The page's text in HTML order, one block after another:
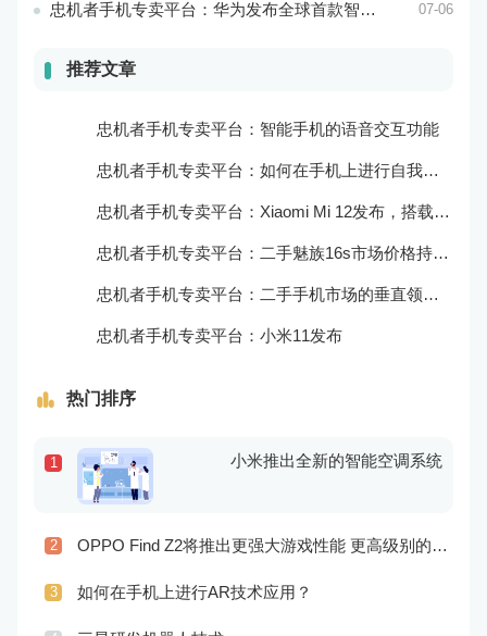
忠机者手机专卖平台：华为发布全球首款智能物业管理系统 07-06
推荐文章
忠机者手机专卖平台：智能手机的语音交互功能
忠机者手机专卖平台：如何在手机上进行自我提升？
忠机者手机专卖平台：Xiaomi Mi 12发布，搭载更为出色的相机和处理器
忠机者手机专卖平台：二手魅族16s市场价格持续波动
忠机者手机专卖平台：二手手机市场的垂直领域拓展
忠机者手机专卖平台：小米11发布
热门排序
1 小米推出全新的智能空调系统
2 OPPO Find Z2将推出更强大游戏性能 更高级别的音频技术
3 如何在手机上进行AR技术应用？